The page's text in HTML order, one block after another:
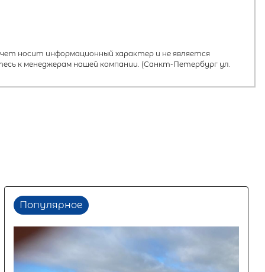
носит информационный характер и не является
к менеджерам нашей компании. (Санкт-Петербург ул.
Популярное